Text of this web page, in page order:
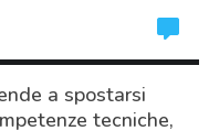
a spostarsi
tecniche,